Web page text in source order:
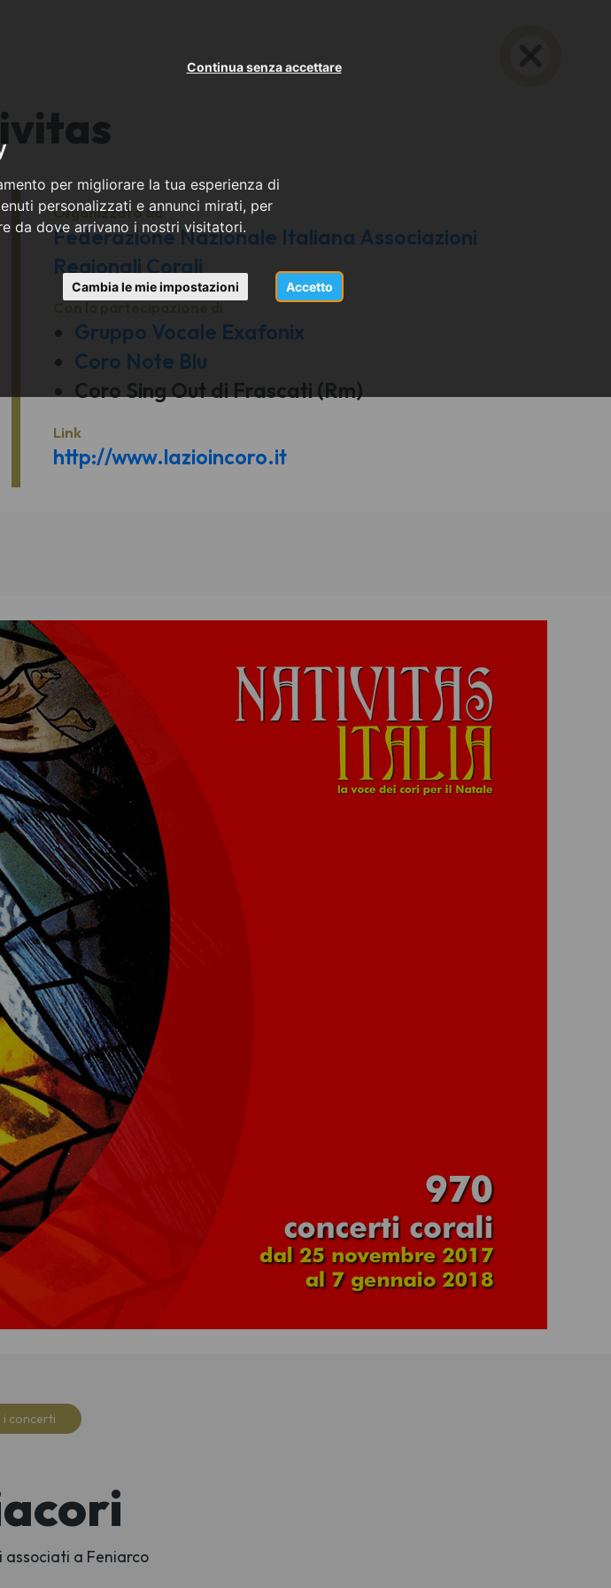
per migliorare la tua esperienza di
personalizzati e annunci mirati, per
da dove arrivano i nostri visitatori.
Accetto
Continua senza accettare
Cambia le mie impostazioni
Organizzato da
Federazione Nazionale Italiana Associazioni
Regionali Corali
Gruppo Vocale Exafonix
Coro Note Blu
Coro Sing Out di Frascati (Rm)
Link
http://www.lazioincoro.it
i concerti
associati a Feniarco